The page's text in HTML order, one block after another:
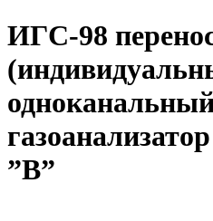
ИГС-98
”В”